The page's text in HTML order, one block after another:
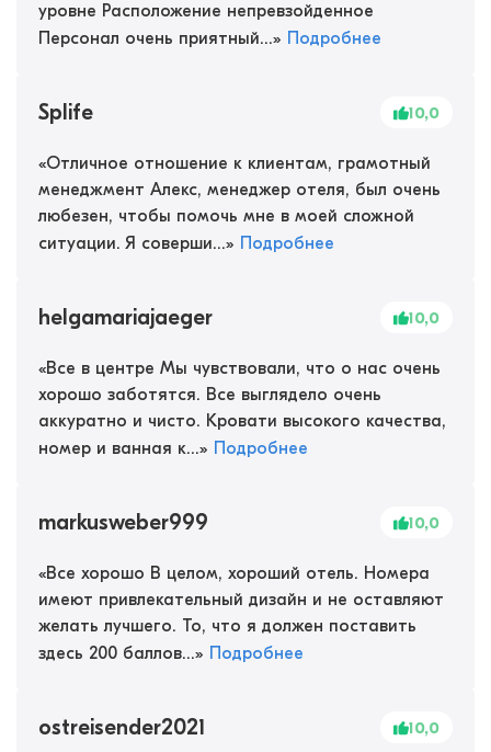
уровне Расположение непревзойденное
Персонал очень приятный...» Подробнее
Splife 10,0
«Отличное отношение к клиентам, грамотный
менеджмент Алекс, менеджер отеля, был очень
любезен, чтобы помочь мне в моей сложной
ситуации. Я соверши...» Подробнее
helgamariajaeger 10,0
«Все в центре Мы чувствовали, что о нас очень
хорошо заботятся. Все выглядело очень
аккуратно и чисто. Кровати высокого качества,
номер и ванная к...» Подробнее
markusweber999 10,0
«Все хорошо В целом, хороший отель. Номера
имеют привлекательный дизайн и не оставляют
желать лучшего. То, что я должен поставить
здесь 200 баллов...» Подробнее
ostreisender2021 10,0